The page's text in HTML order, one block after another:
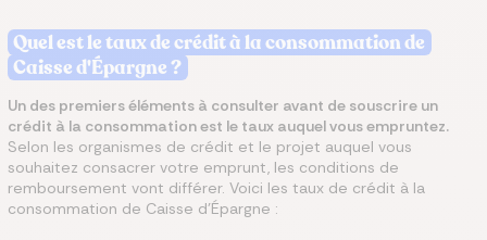
Quel est le taux de crédit à la consommation de
Caisse d'Épargne ?
Un des premiers éléments à consulter avant de souscrire un
crédit à la consommation est le taux auquel vous empruntez.
Selon les organismes de crédit et le projet auquel vous
souhaitez consacrer votre emprunt, les conditions de
remboursement vont différer. Voici les taux de crédit à la
consommation de Caisse d'Épargne :